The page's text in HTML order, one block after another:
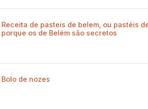
Receita de pasteis de belem, ou pastéis
porque os de Belém são secretos
Bolo de nozes